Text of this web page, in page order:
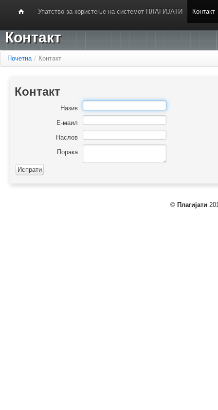
Упатство за користење на системот ПЛАГИЈАТИ Контакт
Контакт
Почетна / Контакт
Контакт
Назив
Е-маил
Наслов
Порака
© Плагијати